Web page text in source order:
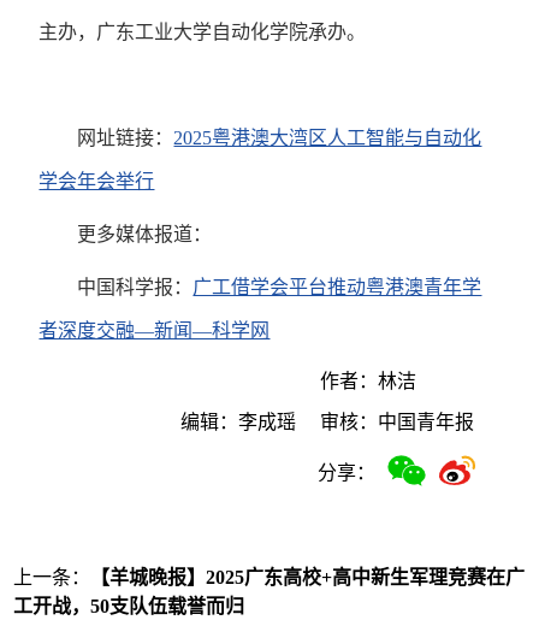
主办，广东工业大学自动化学院承办。
网址链接： 2025粤港澳大湾区人工智能与自动化
学会年会举行
更多媒体报道：
中国科学报： 广工借学会平台推动粤港澳青年学
者深度交融—新闻—科学网
作者：林洁
审核：中国青年报
编辑：李成瑶
分享：
上一条：
【羊城晚报】2025广东高校+高中新生军理竞赛在广
工开战，50支队伍载誉而归